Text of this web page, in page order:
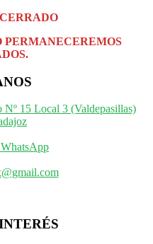
CERRADO
PERMANECEREMOS
15 Local 3 (Valdepasillas)